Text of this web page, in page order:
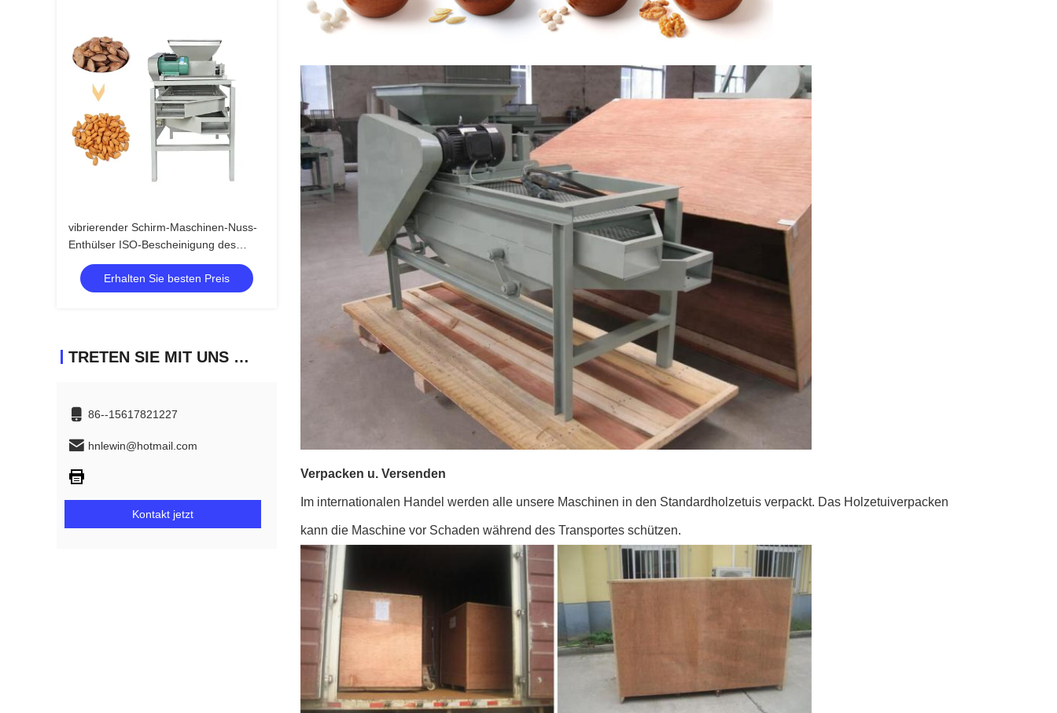
vibrierender Schirm-Maschinen-Nuss-
Enthülser ISO-Bescheinigung des
Gewichts-220kg
Erhalten Sie besten Preis
TRETEN SIE MIT UNS IN VERBINDUNG
86--15617821227
hnlewin@hotmail.com
Kontakt jetzt
Verpacken u. Versenden
Im internationalen Handel werden alle unsere Maschinen in den Standardholzetuis verpackt. Das Holzetuiverpacken
kann die Maschine vor Schaden während des Transportes schützen.